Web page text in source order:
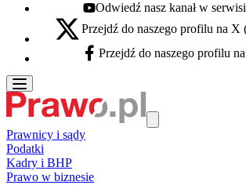
Youtube - otwiera się w nowej karcie
Odwiedź nasz kanał w
X - otwiera się w nowej karcie
Przejdź do naszego profilu na
Facebook - otwiera się w nowej karcie
Przejdź do naszego profilu
Prawnicy i sądy
Podatki
Kadry i BHP
Prawo w biznesie